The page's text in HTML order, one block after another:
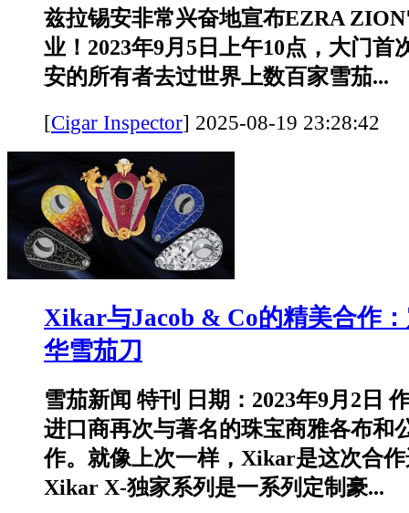
兹拉锡安非常兴奋地宣布EZRA
业！2023年9月5日上午10点，大门首
安的所有者去过世界上数百家雪茄...
[Cigar Inspector] 2025-08-19
Xikar与Jacob & Co的精美合作
华雪茄刀
雪茄新闻 特刊 日期：2023年9月2日
进口商再次与著名的珠宝商雅各布和
作。就像上次一样，Xikar是这次合
Xikar X-独家系列是一系列定制豪...